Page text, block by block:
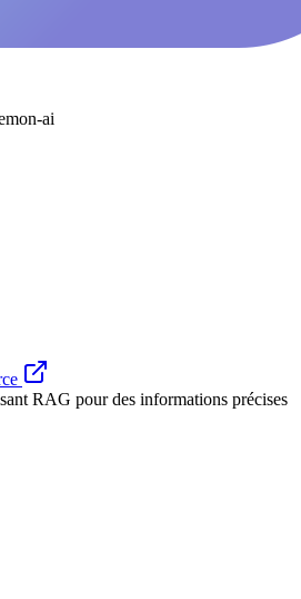
ai
RAG pour des informations précises